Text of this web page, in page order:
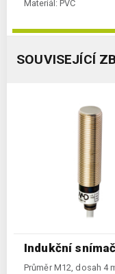
Materiál: PVC
SOUVISEJÍCÍ
Indukční
Průměr M12, dosah 4